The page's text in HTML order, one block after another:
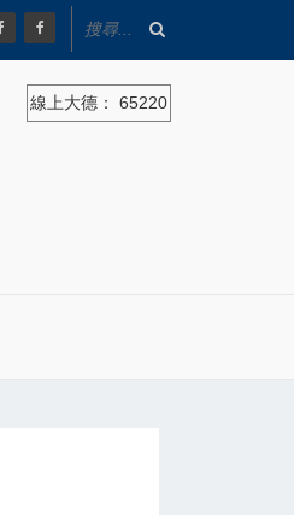
線上大德： 65220